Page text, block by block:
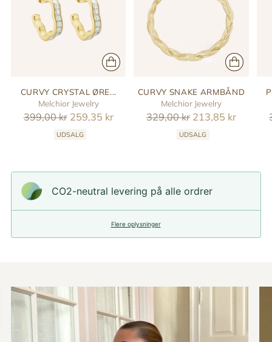
CURVY CRYSTAL ØRE...
Melchior Jewelry
Reguler
399,00 kr 259,35 kr
UDSALG
CURVY SNAKE ARMBÅND
Melchior Jewelry
Reguler
329,00 kr 213,85 kr
UDSALG
CO2-neutral levering på alle ordrer
Flere oplysninger